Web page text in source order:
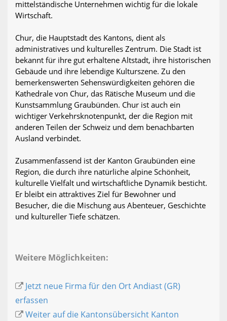
mittelständische Unternehmen wichtig für die lokale
Wirtschaft.
Chur, die Hauptstadt des Kantons, dient als
administratives und kulturelles Zentrum. Die Stadt ist
bekannt für ihre gut erhaltene Altstadt, ihre historischen
Gebäude und ihre lebendige Kulturszene. Zu den
bemerkenswerten Sehenswürdigkeiten gehören die
Kathedrale von Chur, das Rätische Museum und die
Kunstsammlung Graubünden. Chur ist auch ein
wichtiger Verkehrsknotenpunkt, der die Region mit
anderen Teilen der Schweiz und dem benachbarten
Ausland verbindet.
Zusammenfassend ist der Kanton Graubünden eine
Region, die durch ihre natürliche alpine Schönheit,
kulturelle Vielfalt und wirtschaftliche Dynamik besticht.
Er bleibt ein attraktives Ziel für Bewohner und
Besucher, die die Mischung aus Abenteuer, Geschichte
und kultureller Tiefe schätzen.
Weitere Möglichkeiten:
Jetzt neue Firma für den Ort Andiast (GR)
erfassen
Weiter auf die Kantonsübersicht Kanton